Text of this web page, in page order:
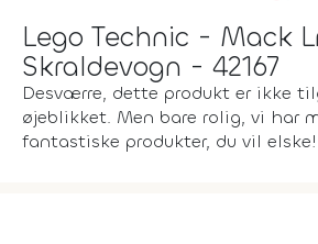
Lego Technic - Mack
Skraldevogn - 42167
Desværre, dette produkt er ikke
øjeblikket. Men bare rolig, vi har
fantastiske produkter, du vil elske!